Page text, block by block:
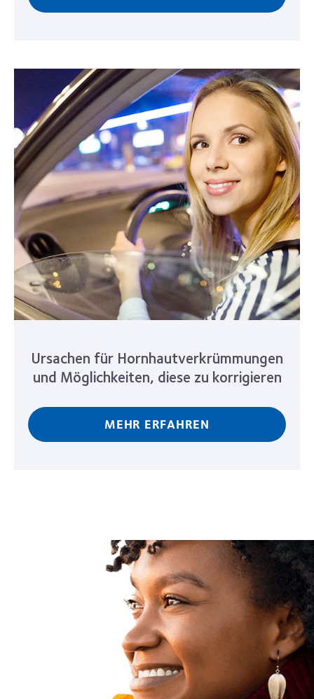
Ursachen für Hornhautverkrümmungen
und Möglichkeiten, diese zu korrigieren
MEHR ERFAHREN